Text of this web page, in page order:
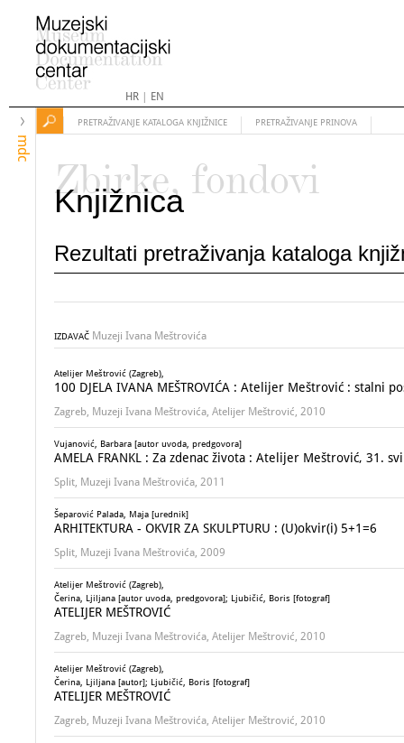
HR| EN
mdc
PRETRAŽIVANJE KATALOGA KNJIŽNICE PRETRAŽIVANJE PRINOVA
Zbirke, fondovi
Knjižnica
Rezultati pretraživanja kataloga
IZDAVAČ Muzeji Ivana Meštrovića
Atelijer Meštrović (Zagreb),
100 DJELA IVANA MEŠTROVIĆA : Atelijer Meštrović : stalni
Zagreb, Muzeji Ivana Meštrovića, Atelijer Meštrović, 2010
Vujanović, Barbara [autor uvoda, predgovora]
AMELA FRANKL : Za zdenac života : Atelijer Meštrović, 31.
Split, Muzeji Ivana Meštrovića, 2011
Šeparović Palada, Maja [urednik]
ARHITEKTURA - OKVIR ZA SKULPTURU : (U)okvir(i) 5+1=6
Split, Muzeji Ivana Meštrovića, 2009
Atelijer Meštrović (Zagreb),
Čerina, Ljiljana [autor uvoda, predgovora]; Ljubičić, Boris [fotograf]
ATELIJER MEŠTROVIĆ
Zagreb, Muzeji Ivana Meštrovića, Atelijer Meštrović, 2010
Atelijer Meštrović (Zagreb),
Čerina, Ljiljana [autor]; Ljubičić, Boris [fotograf]
ATELIJER MEŠTROVIĆ
Zagreb, Muzeji Ivana Meštrovića, Atelijer Meštrović, 2010